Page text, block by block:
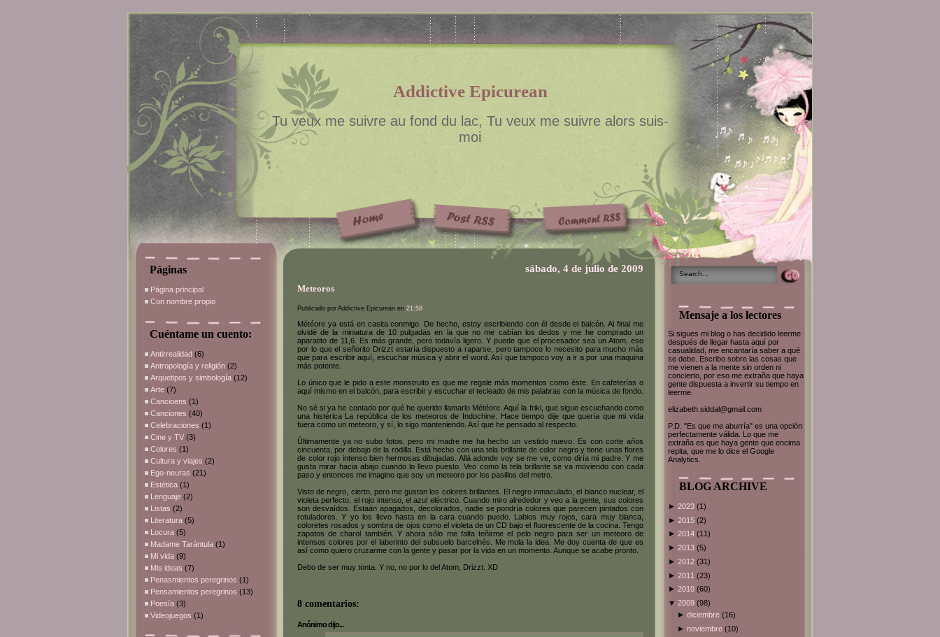
Addictive Epicurean
Tu veux me suivre au fond du lac, Tu veux me suivre alors suis-
moi
Páginas
Página principal
Con nombre propio
Cuéntame un cuento:
Antirrealidad (6)
Antropología y religión (2)
Arquetipos y simbología (12)
Arte (7)
Cancioens (1)
Canciones (40)
Celebraciones (1)
Cine y TV (3)
Colores (1)
Cultura y viajes (2)
Ego-neuras (21)
Estética (1)
Lenguaje (2)
Listas (2)
Literatura (5)
Locura (5)
Madame Tarántula (1)
Mi vida (9)
Mis ideas (7)
Penasmientos peregrinos (1)
Pensamientos peregrinos (13)
Poesía (3)
Videojuegos (1)
sábado, 4 de julio de 2009
Meteoros
Publicado por Addictive Epicurean en 21:58
Météore ya está en casita conmigo. De hecho, estoy escribiendo con él desde el balcón. Al final me
olvidé de la miniatura de 10 pulgadas en la que no me cabían los dedos y me he comprado un
aparatito de 11,6. Es más grande, pero todavía ligero. Y puede que el procesador sea un Atom, eso
por lo que el señorito Drizzt estaría dispuesto a raparse, pero tampoco lo necesito para mucho más
que para escribir aquí, escuchar música y abrir el word. Así que tampoco voy a ir a por una maquina
más potente.
Lo único que le pido a este monstruito es que me regale más momentos como éste. En cafeterías o
aquí mismo en el balcón, para escribir y escuchar el tecleado de mis palabras con la música de fondo.
No sé si ya he contado por qué he querido llamarlo Météore. Aquí la friki, que sigue escuchando como
una histérica La república de los meteoros de Indochine. Hace tiempo dije que quería que mi vida
fuera como un meteoro, y sí, lo sigo manteniendo. Así que he pensado al respecto.
Últimamente ya no subo fotos, pero mi madre me ha hecho un vestido nuevo. Es con corte años
cincuenta, por debajo de la rodilla. Está hecho con una tela brillante de color negro y tiene unas flores
de color rojo intenso bien hermosas dibujadas. Allá adonde voy se me ve, como diría mi padre. Y me
gusta mirar hacia abajo cuando lo llevo puesto. Veo como la tela brillante se va moviendo con cada
paso y entonces me imagino que soy un meteoro por los pasillos del metro.
Visto de negro, cierto, pero me gustan los colores brillantes. El negro inmaculado, el blanco nuclear, el
violeta perfecto, el rojo intenso, el azul eléctrico. Cuando miro alrededor y veo a la gente, sus colores
son desvaídos. Estaán apagados, decolorados, nadie se pondría colores que parecen pintados con
rotuladores. Y yo los llevo hasta en la cara cuando puedo. Labios muy rojos, cara muy blanca,
coloretes rosados y sombra de ojos como el violeta de un CD bajo el fluorescente de la cocina. Tengo
zapatos de charol también. Y ahora sólo me falta teñirme el pelo negro para ser un meteoro de
intensos colores por el laberinto del subsuelo barcelnés. Me mola la idea. Me doy cuenta de que es
así como quiero cruzarme con la gente y pasar por la vida en un momento. Aunque se acabe pronto.
Debo de ser muy tonta. Y no, no por lo del Atom, Drizzt. XD
8 comentarios:
Anónimo dijo...
Mensaje a los lectores
Si sigues mi blog o has decidido leerme
después de llegar hasta aquí por
casualidad, me encantaría saber a qué
se debe. Escribo sobre las cosas que
me vienen a la mente sin orden ni
concierto, por eso me extraña que haya
gente dispuesta a invertir su tiempo en
leerme.
elizabeth.siddal@gmail.com
P.D. "Es que me aburría" es una opción
perfectamente válida. Lo que me
extraña es que haya gente que encima
repita, que me lo dice el Google
Analytics.
BLOG ARCHIVE
► 2023 (1)
► 2015 (2)
► 2014 (11)
► 2013 (5)
► 2012 (31)
► 2011 (23)
► 2010 (60)
▼ 2009 (98)
►diciembre(16)
►noviembre(10)